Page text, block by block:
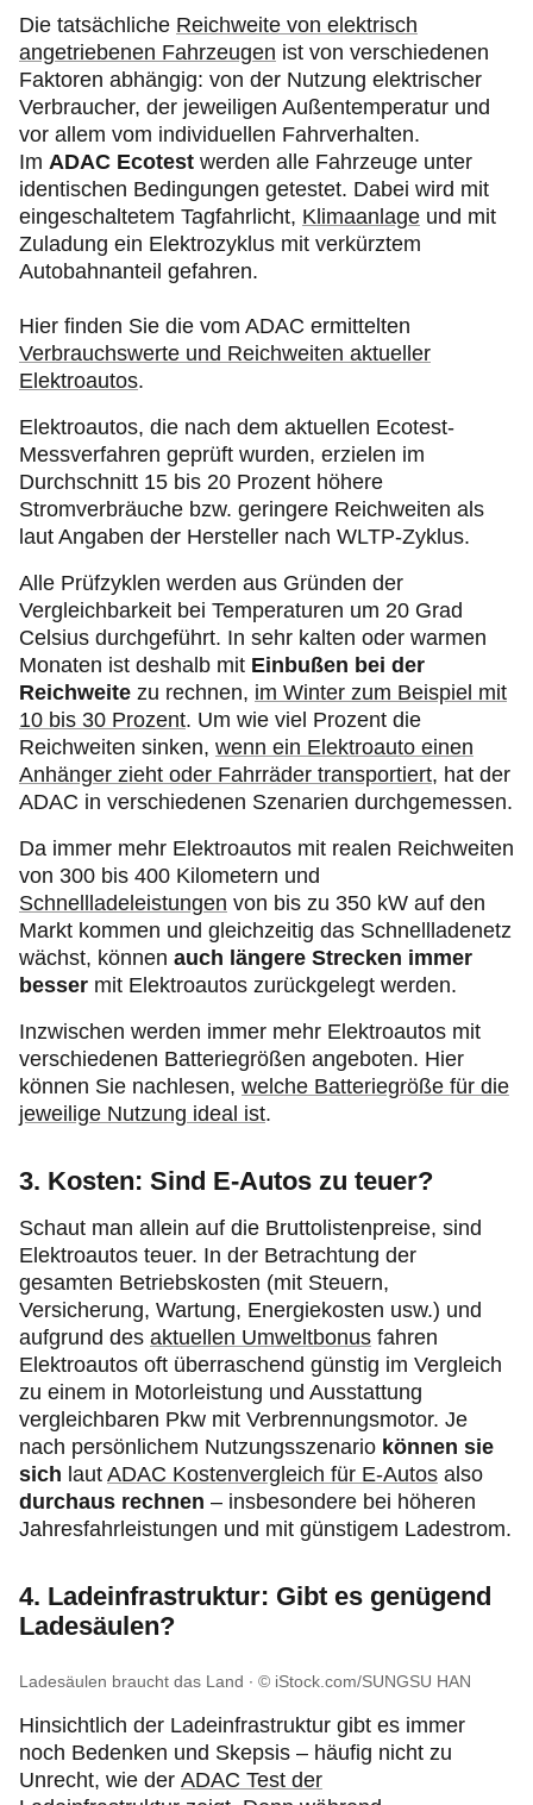
Die tatsächliche Reichweite von elektrisch
angetriebenen Fahrzeugen ist von verschiedenen
Faktoren abhängig: von der Nutzung elektrischer
Verbraucher, der jeweiligen Außentemperatur und
vor allem vom individuellen Fahrverhalten.
Im ADAC Ecotest werden alle Fahrzeuge unter
identischen Bedingungen getestet. Dabei wird mit
eingeschaltetem Tagfahrlicht, Klimaanlage und mit
Zuladung ein Elektrozyklus mit verkürztem
Autobahnanteil gefahren.
Hier finden Sie die vom ADAC ermittelten
Verbrauchswerte und Reichweiten aktueller
Elektroautos.
Elektroautos, die nach dem aktuellen Ecotest-
Messverfahren geprüft wurden, erzielen im
Durchschnitt 15 bis 20 Prozent höhere
Stromverbräuche bzw. geringere Reichweiten als
laut Angaben der Hersteller nach WLTP-Zyklus.
Alle Prüfzyklen werden aus Gründen der
Vergleichbarkeit bei Temperaturen um 20 Grad
Celsius durchgeführt. In sehr kalten oder warmen
Monaten ist deshalb mit Einbußen bei der
Reichweite zu rechnen, im Winter zum Beispiel mit
10 bis 30 Prozent. Um wie viel Prozent die
Reichweiten sinken, wenn ein Elektroauto einen
Anhänger zieht oder Fahrräder transportiert, hat der
ADAC in verschiedenen Szenarien durchgemessen.
Da immer mehr Elektroautos mit realen Reichweiten
von 300 bis 400 Kilometern und
Schnellladeleistungen von bis zu 350 kW auf den
Markt kommen und gleichzeitig das Schnellladenetz
wächst, können auch längere Strecken immer
besser mit Elektroautos zurückgelegt werden.
Inzwischen werden immer mehr Elektroautos mit
verschiedenen Batteriegrößen angeboten. Hier
können Sie nachlesen, welche Batteriegröße für die
jeweilige Nutzung ideal ist.
3. Kosten: Sind E-Autos zu teuer?
Schaut man allein auf die Bruttolistenpreise, sind
Elektroautos teuer. In der Betrachtung der
gesamten Betriebskosten (mit Steuern,
Versicherung, Wartung, Energiekosten usw.) und
aufgrund des aktuellen Umweltbonus fahren
Elektroautos oft überraschend günstig im Vergleich
zu einem in Motorleistung und Ausstattung
vergleichbaren Pkw mit Verbrennungsmotor. Je
nach persönlichem Nutzungsszenario können sie
sich laut ADAC Kostenvergleich für E-Autos also
durchaus rechnen – insbesondere bei höheren
Jahresfahrleistungen und mit günstigem Ladestrom.
4. Ladeinfrastruktur: Gibt es genügend
Ladesäulen?
Ladesäulen braucht das Land © iStock.com/SUNGSU HAN
Hinsichtlich der Ladeinfrastruktur gibt es immer
noch Bedenken und Skepsis – häufig nicht zu
Unrecht, wie der ADAC Test der